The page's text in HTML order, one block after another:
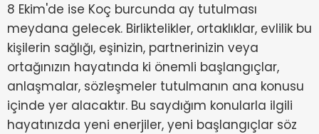
8 Ekim'de ise Koç burcunda ay tutulması
meydana gelecek. Birliktelikler, ortaklıklar, evlilik bu
kişilerin sağlığı, eşinizin, partnerinizin veya
ortağınızın hayatında ki önemli başlangıçlar,
anlaşmalar, sözleşmeler tutulmanın ana konusu
içinde yer alacaktır. Bu saydığım konularla ilgili
hayatınızda yeni enerjiler, yeni başlangıçlar söz